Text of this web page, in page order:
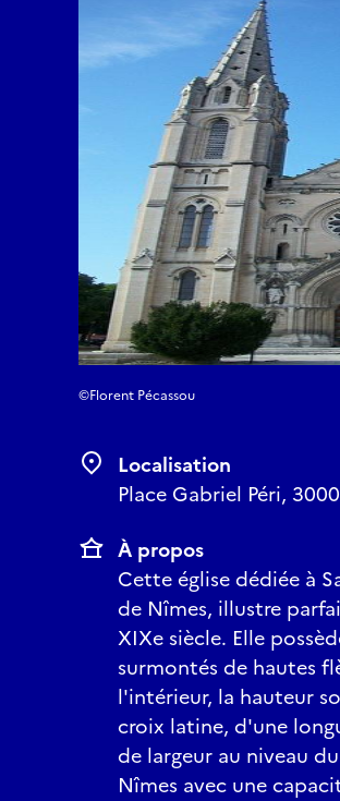
©Florent Pécassou
Localisation
Place Gabriel Péri,
À propos
Cette église dédiée à
de Nîmes, illustre
XIXe siècle. Elle
surmontés de hautes
l'intérieur, la hauteur
croix latine, d'une
de largeur au niveau
Nîmes avec une